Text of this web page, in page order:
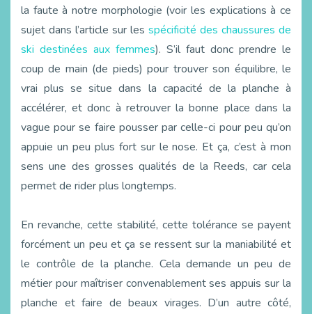
la faute à notre morphologie (voir les explications à ce
sujet dans l’article sur les spécificité des chaussures de
ski destinées aux femmes). S’il faut donc prendre le
coup de main (de pieds) pour trouver son équilibre, le
vrai plus se situe dans la capacité de la planche à
accélérer, et donc à retrouver la bonne place dans la
vague pour se faire pousser par celle-ci pour peu qu’on
appuie un peu plus fort sur le nose. Et ça, c’est à mon
sens une des grosses qualités de la Reeds, car cela
permet de rider plus longtemps.
En revanche, cette stabilité, cette tolérance se payent
forcément un peu et ça se ressent sur la maniabilité et
le contrôle de la planche. Cela demande un peu de
métier pour maîtriser convenablement ses appuis sur la
planche et faire de beaux virages. D’un autre côté,